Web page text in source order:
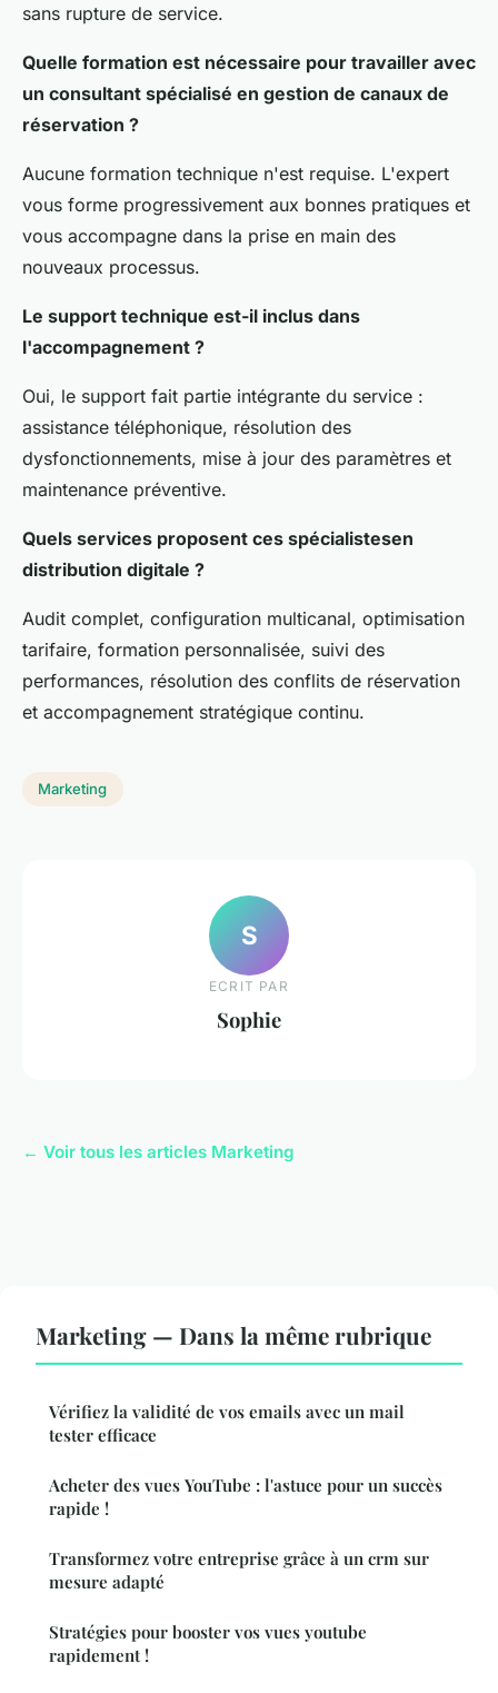
sans rupture de service.
Quelle formation est nécessaire pour travailler avec
un consultant spécialisé en gestion de canaux de
réservation ?
Aucune formation technique n'est requise. L'expert
vous forme progressivement aux bonnes pratiques et
vous accompagne dans la prise en main des
nouveaux processus.
Le support technique est-il inclus dans
l'accompagnement ?
Oui, le support fait partie intégrante du service :
assistance téléphonique, résolution des
dysfonctionnements, mise à jour des paramètres et
maintenance préventive.
Quels services proposent ces spécialistesen
distribution digitale ?
Audit complet, configuration multicanal, optimisation
tarifaire, formation personnalisée, suivi des
performances, résolution des conflits de réservation
et accompagnement stratégique continu.
Marketing
S
ECRIT PAR
Sophie
← Voir tous les articles Marketing
Marketing — Dans la même rubrique
Vérifiez la validité de vos emails avec un mail
tester efficace
Acheter des vues YouTube : l'astuce pour un succès
rapide !
Transformez votre entreprise grâce à un crm sur
mesure adapté
Stratégies pour booster vos vues youtube
rapidement !